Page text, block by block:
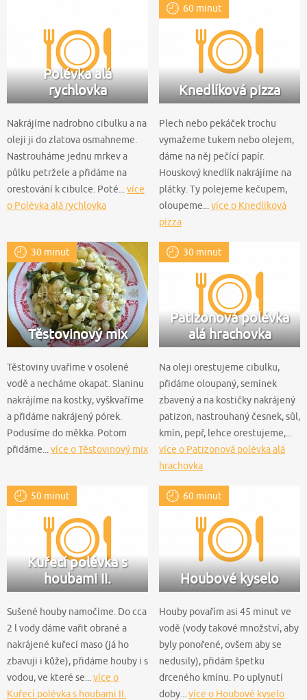
Polévka alá
rychlovka
Nakrájíme nadrobno cibulku a na
oleji ji do zlatova osmahneme.
Nastrouháme jednu mrkev a
půlku petržele a přidáme na
orestování k cibulce. Poté... více
o Polévka alá rychlovka
60 minut
Knedlíková pizza
Plech nebo pekáček trochu
vymažeme tukem nebo olejem,
dáme na něj pečící papír.
Houskový knedlík nakrájíme na
plátky. Ty polejeme kečupem,
oloupeme... více o Knedlíková
pizza
30 minut
Těstovinový mix
Těstoviny uvaříme v osolené
vodě a necháme okapat. Slaninu
nakrájíme na kostky, vyškvaříme
a přidáme nakrájený pórek.
Podusíme do měkka. Potom
přidáme...více o Těstovinový mix
30 minut
Patizonová polévka
alá hrachovka
Na oleji orestujeme cibulku,
přidáme oloupaný, semínek
zbavený a na kostičky nakrájený
patizon, nastrouhaný česnek, sůl,
kmín, pepř, lehce orestujeme,...
více o Patizonová polévka alá
hrachovka
50 minut
Kuřecí polévka s
houbami II.
Sušené houby namočíme. Do cca
2 l vody dáme vařit obrané a
nakrájené kuřecí maso (já ho
zbavuji i kůže), přidáme houby i s
vodou, ve které se... více o
Kuřecí polévka s houbami II.
60 minut
Houbové kyselo
Houby povařím asi 45 minut ve
vodě (vody takové množství, aby
byly ponořené, ovšem aby se
nedusily), přidám špetku
drceného kmínu. Po uplynutí
doby... více o Houbové kyselo